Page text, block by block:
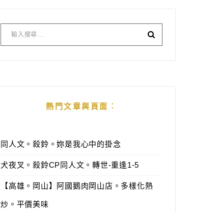
熱門文章與頁面︰
同人文。殺鈴。妳是我心中的掛念
犬夜叉。殺鈴CP同人文。轉世-重逢1-5
【高雄。岡山】阿國鵝肉岡山店。多樣化熱
炒。平價美味